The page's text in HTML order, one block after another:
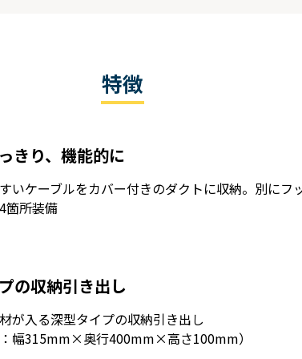
特徴
きり、機能的に
いケーブルをカバー付きのダクトに収納。別にフ
箇所装備
の収納引き出し
が入る深型タイプの収納引き出し
：幅315mm×奥行400mm×高さ100mm）